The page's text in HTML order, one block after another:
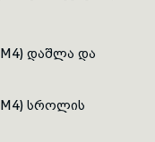
დაშლა და
სროლის